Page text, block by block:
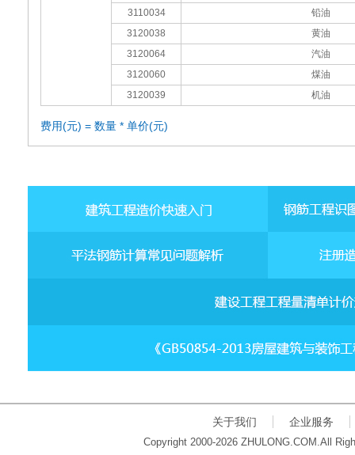
3110034
铅油
3120038
黄油
3120064
汽油
3120060
煤油
3120039
机油
费用(元) = 数量 * 单价(元)
关于我们 企业服务
Copyright 2000-2026 ZHULONG.COM.All